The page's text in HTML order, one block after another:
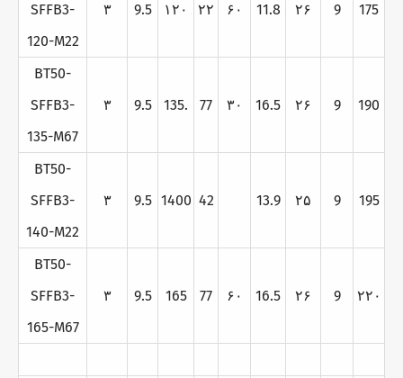
SFFB3-
120-M22
۳ 9.5 ۱۲۰ ۲۲ ۶۰ 11.8 ۲۶ 9 175
BT50-
SFFB3-
135-M67
۳ 9.5 135. 77 ۳۰ 16.5 ۲۶ 9 190
BT50-
SFFB3-
140-M22
۳ 9.5 1400 42 13.9 ۲۵ 9 195
BT50-
SFFB3-
165-M67
۳ 9.5 165 77 ۶۰ 16.5 ۲۶ 9 ۲۲۰